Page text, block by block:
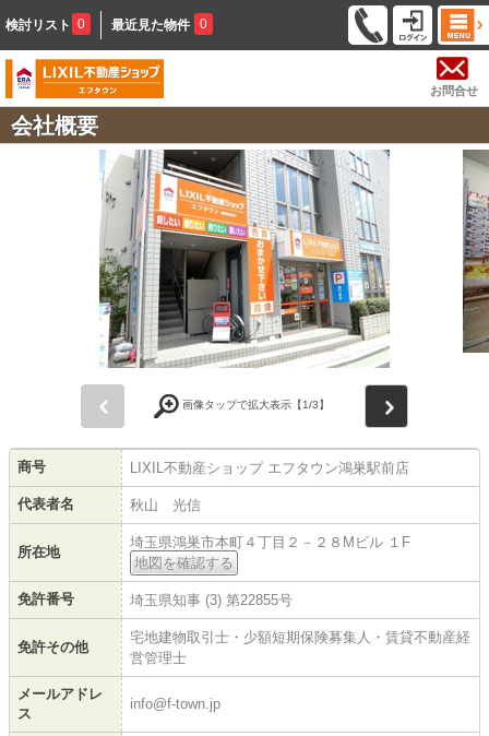
検討リスト 0 最近見た物件 0
お問合せ
会社概要
画像タップで拡大表示【1/3】
商号 LIXIL不動産ショップ エフタウン鴻巣駅前店
代表者名 秋山 光信
所在地
埼玉県鴻巣市本町４丁目２－２８Mビル １F
地図を確認する
免許番号 埼玉県知事 (3) 第22855号
免許その他
宅地建物取引士・少額短期保険募集人・賃貸不動産経
営管理士
メールアドレ
ス
info@f-town.jp